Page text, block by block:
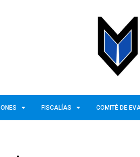
FISCALÍAS COMITÉ DE